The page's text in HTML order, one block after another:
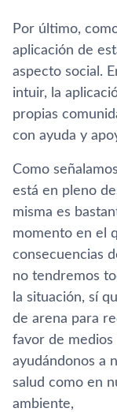
Por último,
aplicación de
aspecto social.
intuir, la
propias
con ayuda y
Como
está en pleno
misma es
momento en el
consecuencias
no tendremos
la situación, sí­
de arena para
favor de medios
ayudándonos a
salud como en
ambiente,